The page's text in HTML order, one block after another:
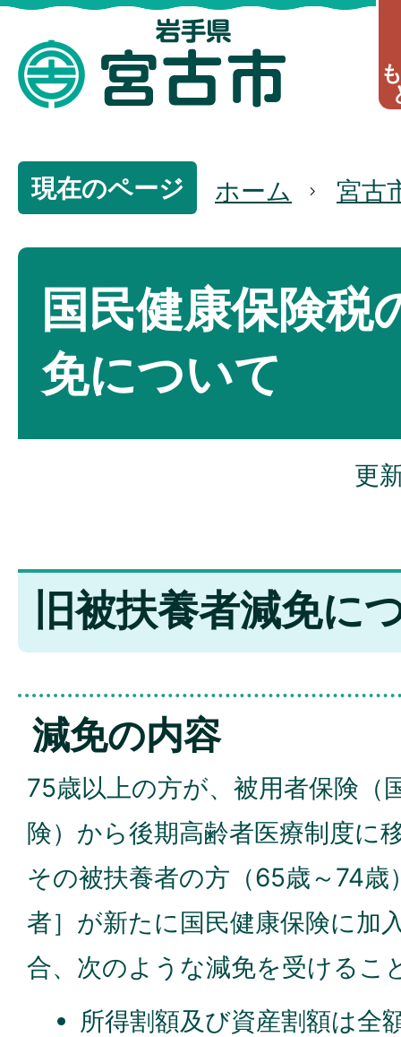
現在のページ ホーム 宮古
国民健康保険税
免について
更
旧被扶養者減免に
減免の内容
75歳以上の方が、被用者保険（
険）から後期高齢者医療制度に
その被扶養者の方（65歳～74歳
者］が新たに国民健康保険に加
合、次のような減免を受けるこ
所得割額及び資産割額は全